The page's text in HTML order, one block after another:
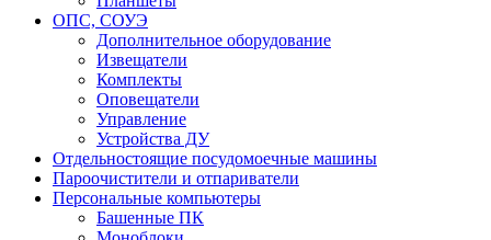
ОПС, СОУЭ
Дополнительное оборудование
Извещатели
Комплекты
Оповещатели
Управление
Устройства ДУ
Отдельностоящие посудомоечные машины
Пароочистители и отпариватели
Персональные компьютеры
Башенные ПК